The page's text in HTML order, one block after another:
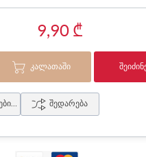
9,90 ₾
ᲙᲐᲚᲐᲗᲐᲨᲘ
სია შედარება